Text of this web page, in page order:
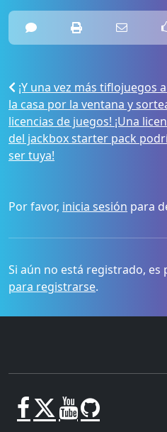
¡Y una vez más tiflojuegos
la casa por la ventana y
licencias de juegos! ¡Una
del jackbox starter pack
ser tuya!
Por favor, inicia sesión para
Si aún no está registrado, es
para registrarse.